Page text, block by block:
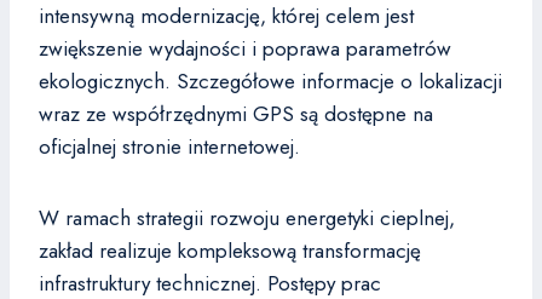
intensywną modernizację, której celem jest
zwiększenie wydajności i poprawa parametrów
ekologicznych. Szczegółowe informacje o lokalizacji
wraz ze współrzędnymi GPS są dostępne na
oficjalnej stronie internetowej.
W ramach strategii rozwoju energetyki cieplnej,
zakład realizuje kompleksową transformację
infrastruktury technicznej. Postępy prac